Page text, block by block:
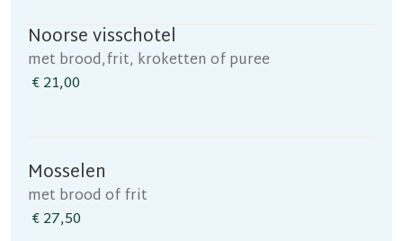
Noorse visschotel
met brood,frit, kroketten of puree
€ 21,00
Mosselen
met brood of frit
€ 27,50